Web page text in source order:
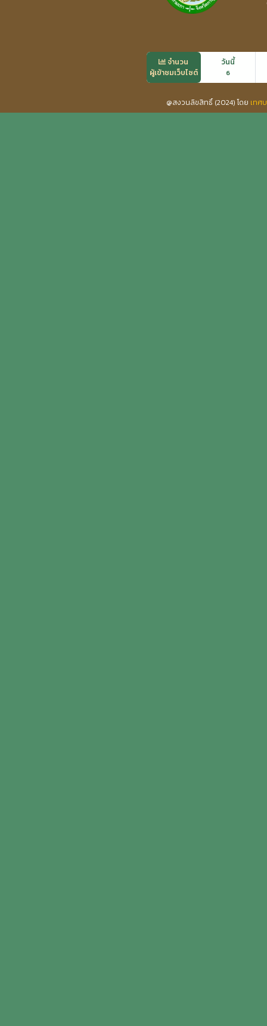
จำนวน
ผู้เข้าชมเว็บไซต์
วันนี้
6
@สงวนลิขสิทธิ์ (2024) โดย เทศ